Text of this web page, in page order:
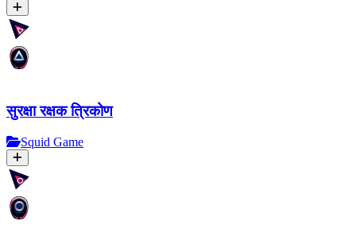
सुरक्षा रक्षक त्रिकोण
Squid Game